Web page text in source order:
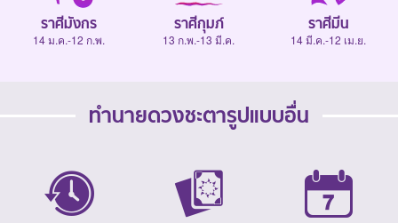
ราศีมังกร
14 ม.ค.-12 ก.พ.
ราศีกุมภ์
13 ก.พ.-13 มี.ค.
ราศีมีน
14 มี.ค.-12 เม.ย.
ทำนายดวงชะตารูปแบบอื่น